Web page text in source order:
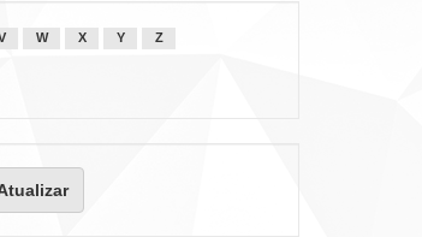
W X Y Z